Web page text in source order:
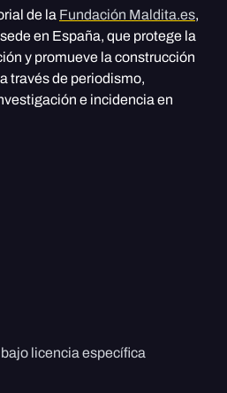
de la Fundación Maldita.es,
en España, que protege la
y promueve la construcción
través de periodismo,
e incidencia en
licencia específica